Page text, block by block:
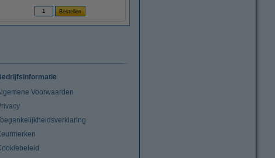
Voorwaarden